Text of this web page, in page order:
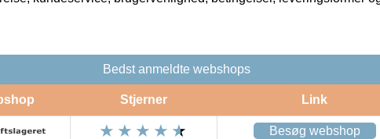
Bedst anmeldte webshops
Stjerner Link
Besøg webshop